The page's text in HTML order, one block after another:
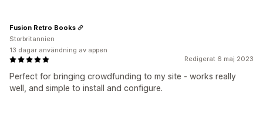
Redigerat 6 maj 2023
Perfect for bringing crowdfunding to my site - works really
well, and simple to install and configure.
Fusion Retro Books
Storbritannien
13 dagar användning av appen